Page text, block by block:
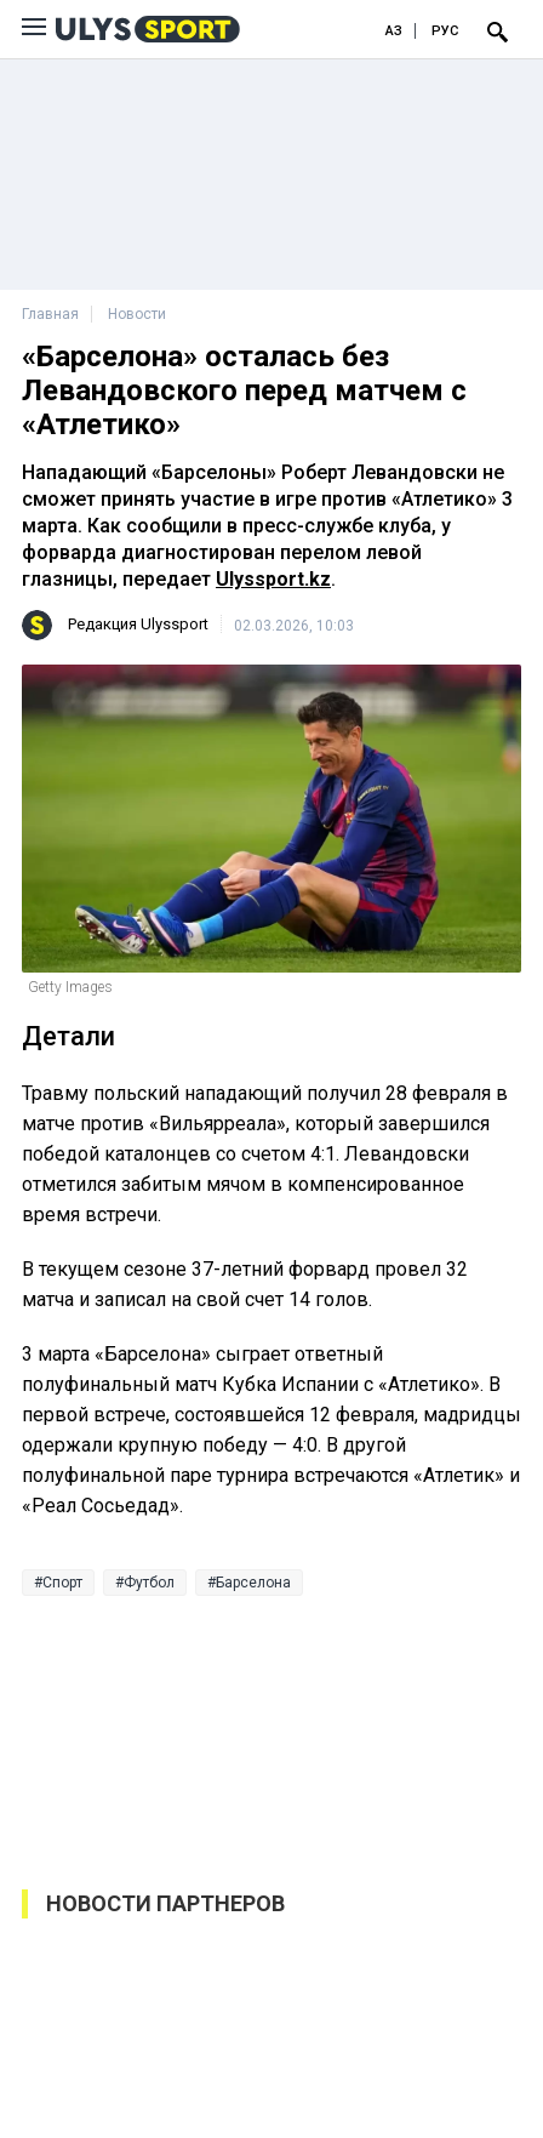
ҚАЗ РУС
Главная Новости
«Барселона» осталась без
Левандовского перед матчем с
«Атлетико»
Нападающий «Барселоны» Роберт Левандовски не
сможет принять участие в игре против «Атлетико» 3
марта. Как сообщили в пресс-службе клуба, у
форварда диагностирован перелом левой
глазницы, передает Ulyssport.kz.
Редакция Ulyssport 02.03.2026, 10:03
Getty Images
Детали
Травму польский нападающий получил 28 февраля в
матче против «Вильярреала», который завершился
победой каталонцев со счетом 4:1. Левандовски
отметился забитым мячом в компенсированное
время встречи.
В текущем сезоне 37-летний форвард провел 32
матча и записал на свой счет 14 голов.
3 марта «Барселона» сыграет ответный
полуфинальный матч Кубка Испании с «Атлетико». В
первой встрече, состоявшейся 12 февраля, мадридцы
одержали крупную победу — 4:0. В другой
полуфинальной паре турнира встречаются «Атлетик» и
«Реал Сосьедад».
Спорт Футбол Барселона
НОВОСТИ ПАРТНЕРОВ